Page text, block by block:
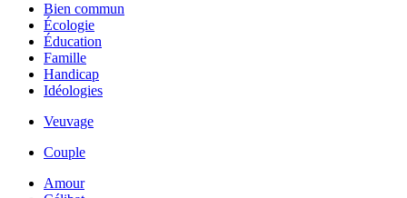
Bien commun
Écologie
Éducation
Famille
Handicap
Idéologies
Veuvage
Couple
Amour